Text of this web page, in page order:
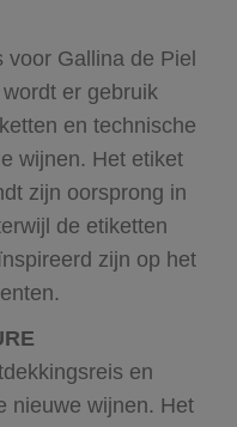
Gallina de Piel
er gebruik
en technische
wijnen. Het etiket
zijn oorsprong in
de etiketten
zijn op het
en
nieuwe wijnen. Het